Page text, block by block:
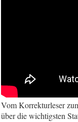
Vom Korrekturleser
über die wichtigsten